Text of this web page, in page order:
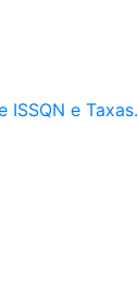
e Taxas.